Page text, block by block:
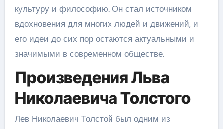
культуру и философию. Он стал источником
вдохновения для многих людей и движений, и
его идеи до сих пор остаются актуальными и
значимыми в современном обществе.
Произведения Льва
Николаевича Толстого
Лев Николаевич Толстой был одним из